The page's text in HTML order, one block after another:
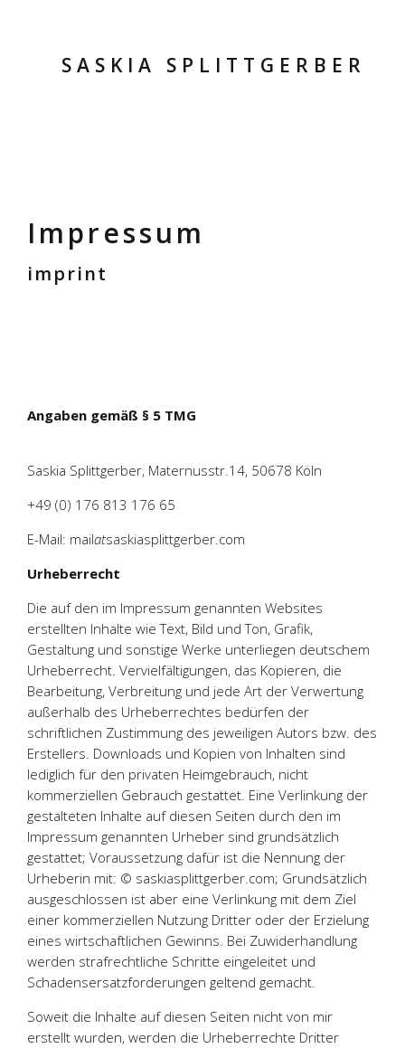
SASKIA SPLITTGERBER
Impressum
imprint
Angaben gemäß § 5 TMG
Saskia Splittgerber, Maternusstr.14, 50678 Köln
+49 (0) 176 813 176 65
E-Mail: mailatsaskiasplittgerber.com
Urheberrecht
Die auf den im Impressum genannten Websites
erstellten Inhalte wie Text, Bild und Ton, Grafik,
Gestaltung und sonstige Werke unterliegen deutschem
Urheberrecht. Vervielfältigungen, das Kopieren, die
Bearbeitung, Verbreitung und jede Art der Verwertung
außerhalb des Urheberrechtes bedürfen der
schriftlichen Zustimmung des jeweiligen Autors bzw. des
Erstellers. Downloads und Kopien von Inhalten sind
lediglich für den privaten Heimgebrauch, nicht
kommerziellen Gebrauch gestattet. Eine Verlinkung der
gestalteten Inhalte auf diesen Seiten durch den im
Impressum genannten Urheber sind grundsätzlich
gestattet; Voraussetzung dafür ist die Nennung der
Urheberin mit: © saskiasplittgerber.com; Grundsätzlich
ausgeschlossen ist aber eine Verlinkung mit dem Ziel
einer kommerziellen Nutzung Dritter oder der Erzielung
eines wirtschaftlichen Gewinns. Bei Zuwiderhandlung
werden strafrechtliche Schritte eingeleitet und
Schadensersatzforderungen geltend gemacht.
Soweit die Inhalte auf diesen Seiten nicht von mir
erstellt wurden, werden die Urheberrechte Dritter